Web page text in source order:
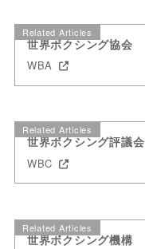
Related Articles
世界ボクシング協会
WBA
Related Articles
世界ボクシング評議会
WBC
Related Articles
世界ボクシング機構